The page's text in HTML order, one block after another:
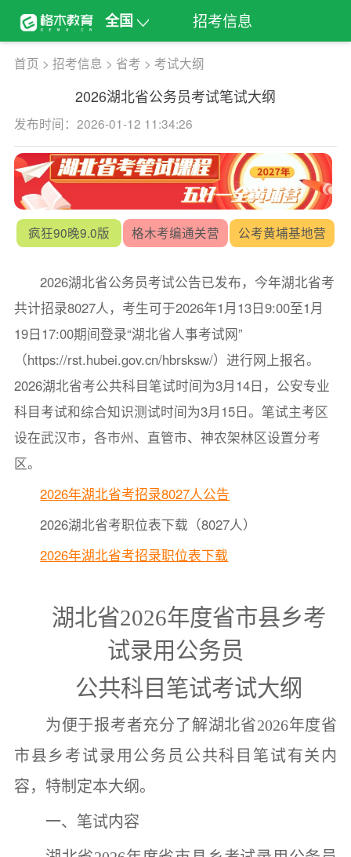
全国 招考信息
首页 > 招考信息 > 省考 > 考试大纲
2026湖北省公务员考试笔试大纲
发布时间：2026-01-12 11:34:26
疯狂90晚9.0版 格木考编通关营 公考黄埔基地营
2026湖北省公务员考试公告已发布，今年湖北省考
共计招录8027人，考生可于2026年1月13日9:00至1月
19日17:00期间登录“湖北省人事考试网”
（https://rst.hubei.gov.cn/hbrsksw/）进行网上报名。
2026湖北省考公共科目笔试时间为3月14日，公安专业
科目考试和综合知识测试时间为3月15日。笔试主考区
设在武汉市，各市州、直管市、神农架林区设置分考
区。
2026年湖北省考招录8027人公告
2026湖北省考职位表下载（8027人）
2026年湖北省考招录职位表下载
湖北省2026年度省市县乡考
试录用公务员
公共科目笔试考试大纲
为便于报考者充分了解湖北省2026年度省
市县乡考试录用公务员公共科目笔试有关内
容，特制定本大纲。
一、笔试内容